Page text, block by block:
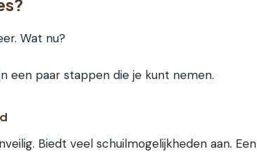
Wat nu?
een paar stappen die je kunt nemen.
Biedt veel schuilmogelijkheden aan. Een